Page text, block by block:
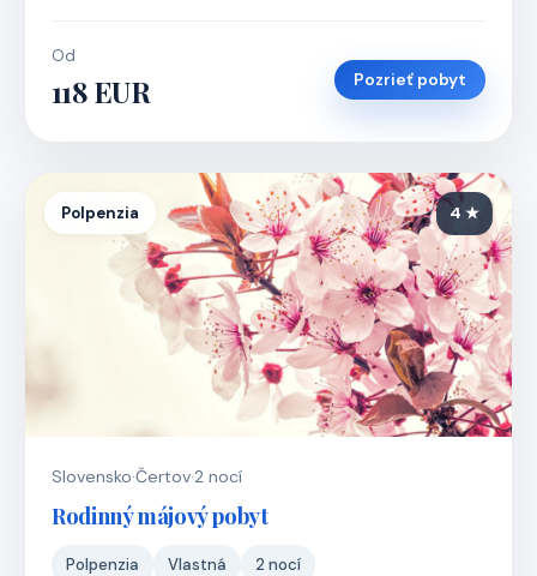
Od
118 EUR Pozrieť pobyt
Polpenzia 4 ★
Slovensko·Čertov·2 nocí
Rodinný májový pobyt
Polpenzia Vlastná 2 nocí